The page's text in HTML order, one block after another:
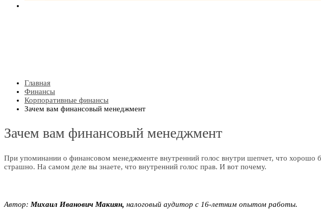
Главная
Финансы
Корпоративные финансы
Зачем вам финансовый менеджмент
Зачем вам финансовый менеджмент
При упоминании о финансовом менеджменте внутренний голос внутри шепчет, что хорошо
страшно. На самом деле вы знаете, что внутренний голос прав. И вот почему.
Автор: Михаил Иванович Макиян, налоговый аудитор с 16-летним опытом работы.